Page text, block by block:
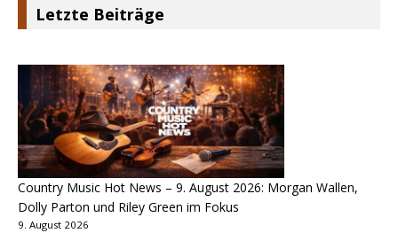
Letzte Beiträge
Country Music Hot News – 9. August 2026: Morgan Wallen,
Dolly Parton und Riley Green im Fokus
9. August 2026